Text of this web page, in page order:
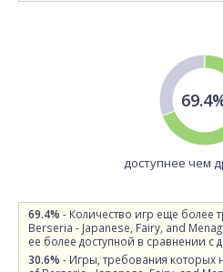
доступнее чем
69.4% - Количество игр еще более
Berseria - Japanese, Fairy, and
ее более доступной в сравнении с
30.6% - Игры, требования которых